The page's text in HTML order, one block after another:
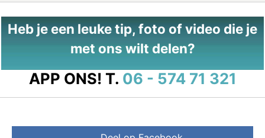
Heb je een leuke tip, foto of video die je
met ons wilt delen?
APP ONS! T. 06 - 574 71 321